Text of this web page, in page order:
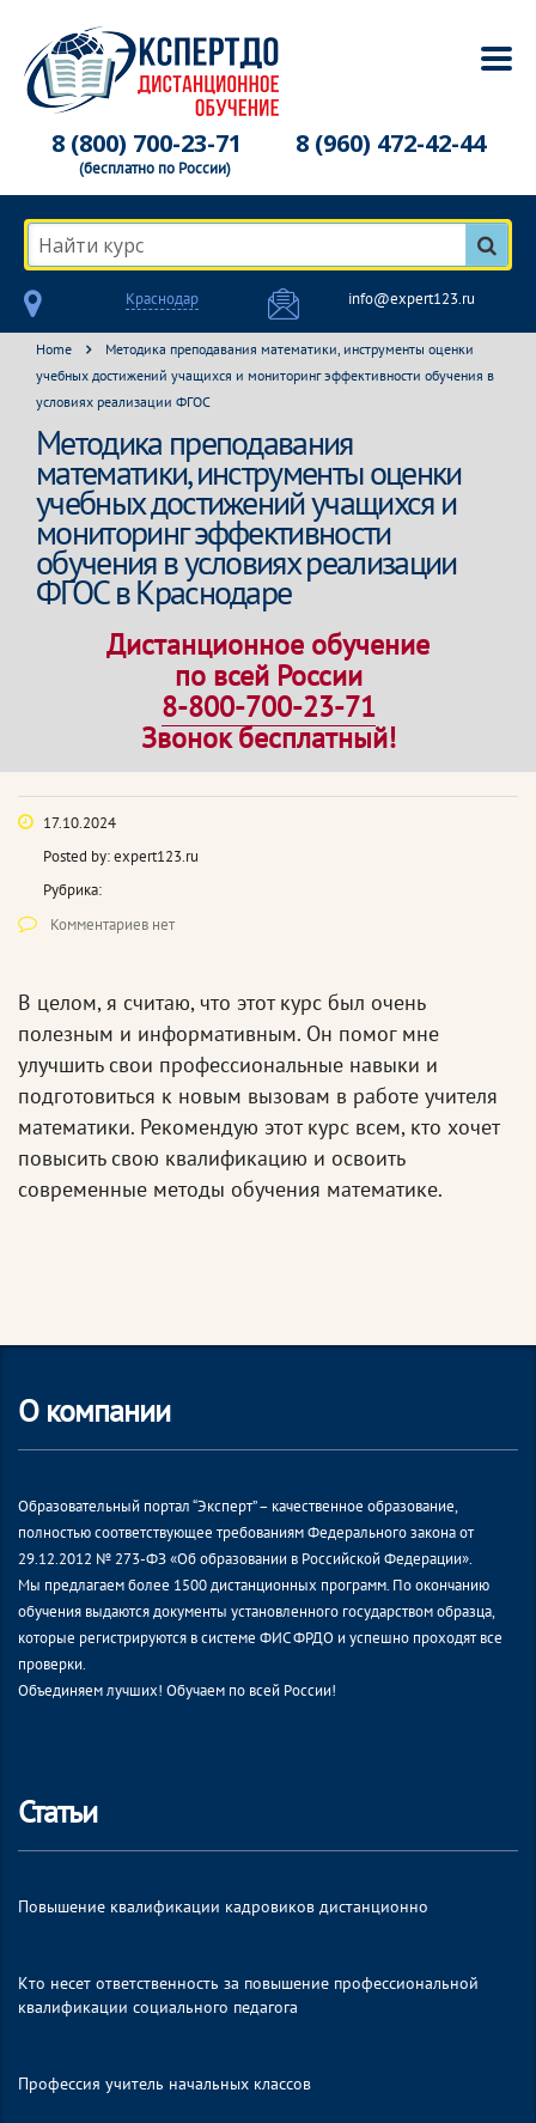
8 (800) 700-23-71
(бесплатно по России)
8 (960) 472-42-44
Найти курс
Краснодар info@expert123.ru
Home
Методика преподавания математики, инструменты оценки
учебных достижений учащихся и мониторинг эффективности обучения в
условиях реализации ФГОС
Методика преподавания
математики, инструменты оценки
учебных достижений учащихся и
мониторинг эффективности
обучения в условиях реализации
ФГОС в Краснодаре
Дистанционное обучение
по всей России
8-800-700-23-71
Звонок бесплатный!
17.10.2024
Posted by:expert123.ru
Рубрика:
Комментариев нет
В целом, я считаю, что этот курс был очень
полезным и информативным. Он помог мне
улучшить свои профессиональные навыки и
подготовиться к новым вызовам в работе учителя
математики. Рекомендую этот курс всем, кто хочет
повысить свою квалификацию и освоить
современные методы обучения математике.
О компании
Образовательный портал “Эксперт” – качественное образование,
полностью соответствующее требованиям Федерального закона от
29.12.2012 № 273-ФЗ «Об образовании в Российской Федерации».
Мы предлагаем более 1500 дистанционных программ. По окончанию
обучения выдаются документы установленного государством образца,
которые регистрируются в системе ФИС ФРДО и успешно проходят все
проверки.
Объединяем лучших! Обучаем по всей России!
Статьи
Повышение квалификации кадровиков дистанционно
Кто несет ответственность за повышение профессиональной
квалификации социального педагога
Профессия учитель начальных классов